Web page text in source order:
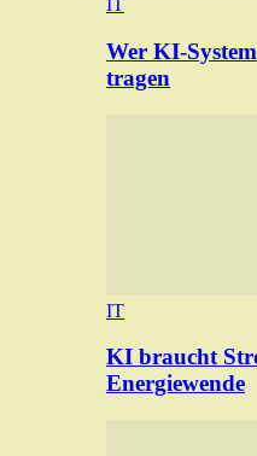
IT
Wer KI-
tragen
IT
KI braucht
Energiewende